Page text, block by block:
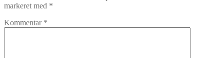
markeret med *
Kommentar *